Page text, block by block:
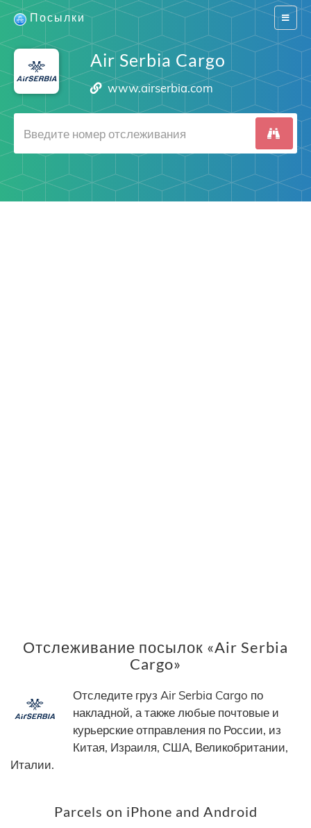
Switch
Посылки
Air Serbia Cargo
www.airserbia.com
Отслеживание посылок «Air Serbia
Cargo»
Отследите груз Air Serbia Cargo по
накладной, а также любые почтовые и
курьерские отправления по России, из
Китая, Израиля, США, Великобритании,
Италии.
Parcels on iPhone and Android